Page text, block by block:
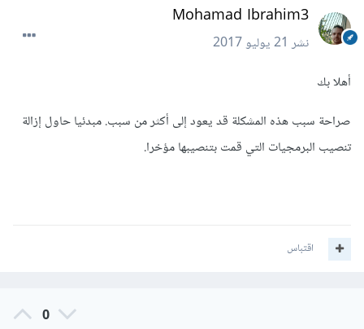
Mohamad Ibrahim3
نشر21 يوليو 2017
أهلا بك
صراحة سبب هذه المشكلة قد يعود إلى أكثر من سبب. مبدئيا حاول إزالة
تنصيب البرمجيات التي قمت بتنصيبها مؤخرا.
اقتباس
0